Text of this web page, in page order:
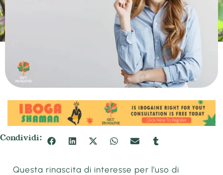
Condividi:
Questa rinascita di interesse per l’uso di